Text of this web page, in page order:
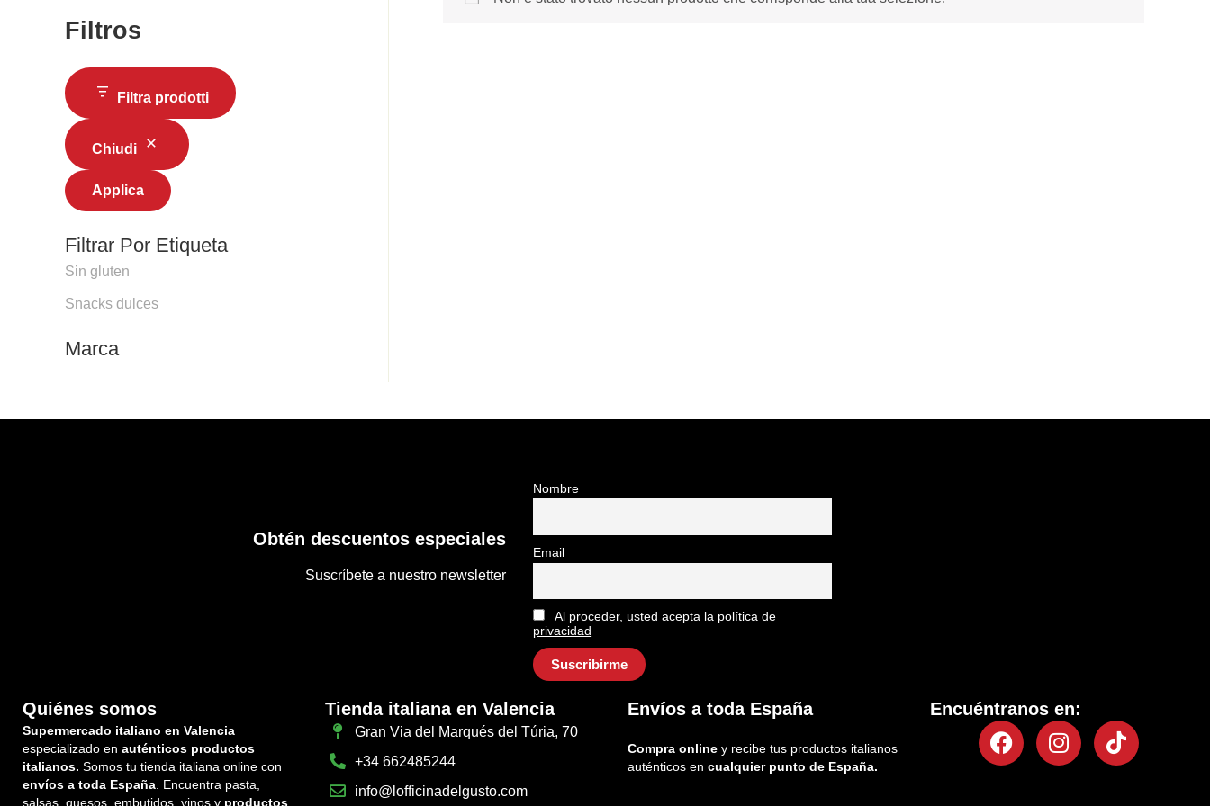
Filtros
Filtra prodotti
Chiudi
Applica
Filtrar Por Etiqueta
Sin gluten
Snacks dulces
Marca
Obtén descuentos especiales
Suscríbete a nuestro newsletter
Nombre
Email
Al proceder, usted acepta la política de
privacidad
Quiénes somos
Supermercado italiano en Valencia
especializado en auténticos productos
italianos. Somos tu tienda italiana online con
envíos a toda España . Encuentra pasta,
salsas, quesos, embutidos, vinos y productos
Tienda italiana en Valencia
Gran Via del Marqués del Túria, 70
+34 662485244
info@lofficinadelgusto.com
Envíos a toda España
Compra online y recibe tus productos italianos
auténticos en cualquier punto de España.
Encuéntranos en:
FacebookInstagram
Tiktok